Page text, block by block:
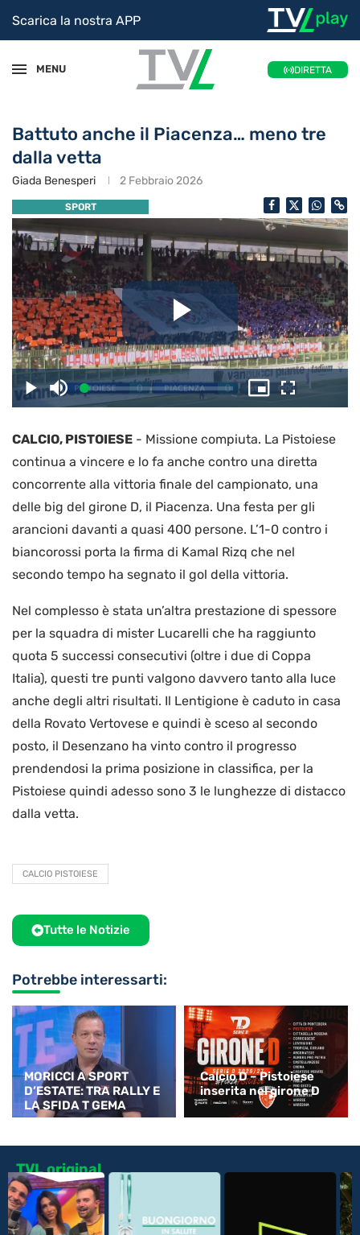
Scarica la nostra APP
MENU DIRETTA
Battuto anche il Piacenza… meno tre
dalla vetta
Giada Benesperi 2 Febbraio 2026
SPORT
il
video
PlayDisattiva
l’audio
Caricato:
2.65%
Picture-
in-
Schermo
intero
CALCIO, PISTOIESE - Missione compiuta. La Pistoiese
continua a vincere e lo fa anche contro una diretta
concorrente alla vittoria finale del campionato, una
delle big del girone D, il Piacenza. Una festa per gli
arancioni davanti a quasi 400 persone. L’1-0 contro i
biancorossi porta la firma di Kamal Rizq che nel
secondo tempo ha segnato il gol della vittoria.
Nel complesso è stata un’altra prestazione di spessore
per la squadra di mister Lucarelli che ha raggiunto
quota 5 successi consecutivi (oltre i due di Coppa
Italia), questi tre punti valgono davvero tanto alla luce
anche degli altri risultati. Il Lentigione è caduto in casa
della Rovato Vertovese e quindi è sceso al secondo
posto, il Desenzano ha vinto contro il progresso
prendendosi la prima posizione in classifica, per la
Pistoiese quindi adesso sono 3 le lunghezze di distacco
dalla vetta.
CALCIO PISTOIESE
Tutte le Notizie
Potrebbe interessarti:
MORICCI A SPORT
D’ESTATE: TRA RALLY E
LA SFIDA T GEMA
Calcio D – Pistoiese
inserita nel girone D
TVL original